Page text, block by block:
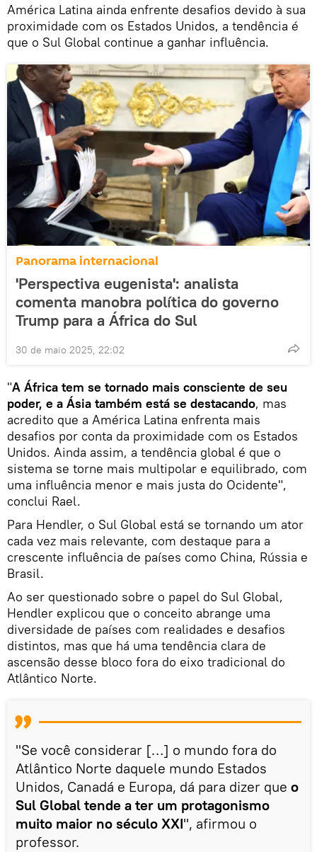
América Latina ainda enfrente desafios devido à sua
proximidade com os Estados Unidos, a tendência é
que o Sul Global continue a ganhar influência.
Panorama internacional
'Perspectiva eugenista': analista
comenta manobra política do governo
Trump para a África do Sul
30 de maio 2025, 22:02
"A África tem se tornado mais consciente de seu
poder, e a Ásia também está se destacando, mas
acredito que a América Latina enfrenta mais
desafios por conta da proximidade com os Estados
Unidos. Ainda assim, a tendência global é que o
sistema se torne mais multipolar e equilibrado, com
uma influência menor e mais justa do Ocidente",
conclui Rael.
Para Hendler, o Sul Global está se tornando um ator
cada vez mais relevante, com destaque para a
crescente influência de países como China, Rússia e
Brasil.
Ao ser questionado sobre o papel do Sul Global,
Hendler explicou que o conceito abrange uma
diversidade de países com realidades e desafios
distintos, mas que há uma tendência clara de
ascensão desse bloco fora do eixo tradicional do
Atlântico Norte.
"Se você considerar […] o mundo fora do
Atlântico Norte daquele mundo Estados
Unidos, Canadá e Europa, dá para dizer que o
Sul Global tende a ter um protagonismo
muito maior no século XXI", afirmou o
professor.